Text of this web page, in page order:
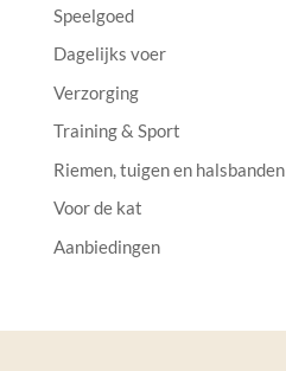
Speelgoed
Dagelijks voer
Verzorging
Training & Sport
Riemen, tuigen en halsbanden
Voor de kat
Aanbiedingen